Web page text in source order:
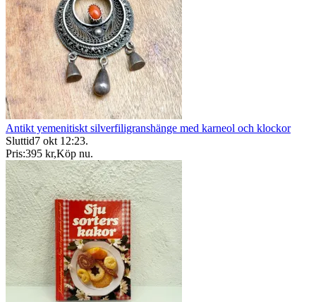
Antikt yemenitiskt silverfiligranshänge med karneol och klockor
Sluttid7 okt 12:23.
Pris:395 kr,Köp nu.